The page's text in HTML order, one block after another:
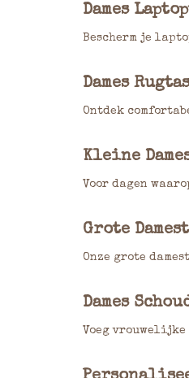
Dames
Bescherm je
Dames
Ontdek
Kleine
Voor dagen
Grote
Onze grote
Dames
Voeg